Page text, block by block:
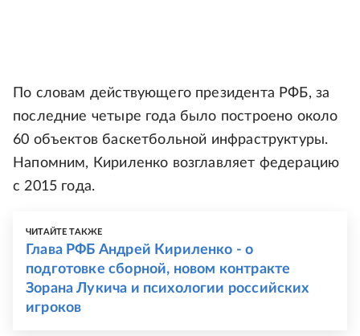
По словам действующего президента РФБ, за
последние четыре года было построено около
60 объектов баскетбольной инфраструктуры.
Напомним, Кириленко возглавляет федерацию
с 2015 года.
ЧИТАЙТЕ ТАКЖЕ
Глава РФБ Андрей Кириленко - о
подготовке сборной, новом контракте
Зорана Лукича и психологии российских
игроков